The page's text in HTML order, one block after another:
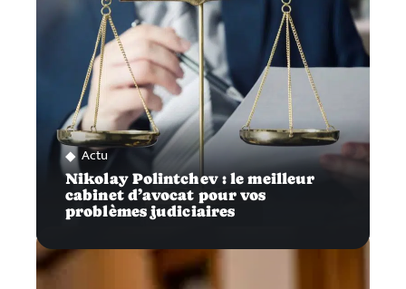
Actu
Nikolay Polintchev : le meilleur
cabinet d’avocat pour vos
problèmes judiciaires